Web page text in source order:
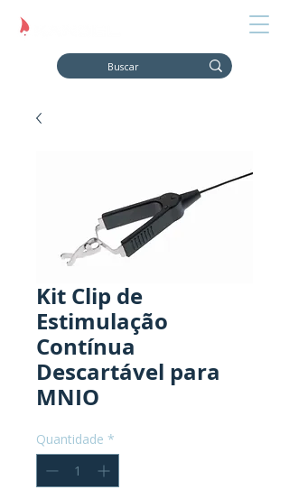
Kit Clip de
Estimulação
Contínua
Descartável para
MNIO
Quantidade *